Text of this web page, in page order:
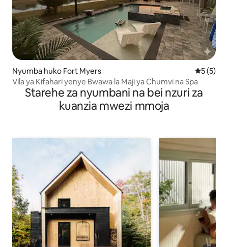
Nyumba huko Fort Myers
5 (5)
Vila ya Kifahari yenye Bwawa la Maji ya Chumvi na Spa
Starehe za nyumbani na bei nzuri za
kuanzia mwezi mmoja